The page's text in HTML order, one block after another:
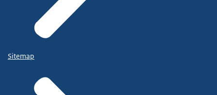
Sitemap